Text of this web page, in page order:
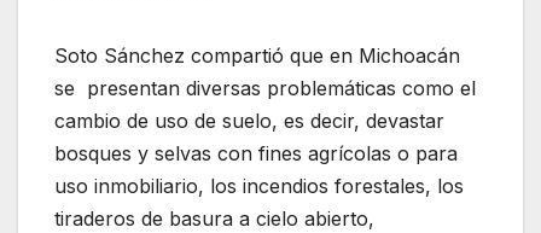
Soto Sánchez compartió que en Michoacán
se presentan diversas problemáticas como el
cambio de uso de suelo, es decir, devastar
bosques y selvas con fines agrícolas o para
uso inmobiliario, los incendios forestales, los
tiraderos de basura a cielo abierto,